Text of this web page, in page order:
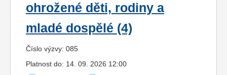
ohrožené děti, rodiny a
mladé dospělé (4)
Číslo výzvy: 085
Platnost do: 14. 09. 2026 12:00